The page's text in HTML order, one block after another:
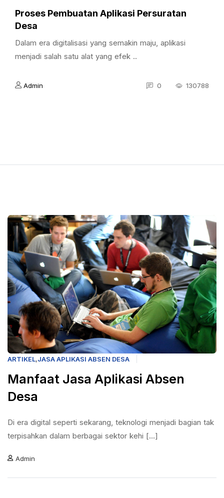
Proses Pembuatan Aplikasi Persuratan
Desa
Dalam era digitalisasi yang semakin maju, aplikasi
menjadi salah satu alat yang efek ..
Admin 0 130788
ARTIKEL,JASA APLIKASI ABSEN DESA
Manfaat Jasa Aplikasi Absen
Desa
Di era digital seperti sekarang, teknologi menjadi bagian tak
terpisahkan dalam berbagai sektor kehi [...]
Admin